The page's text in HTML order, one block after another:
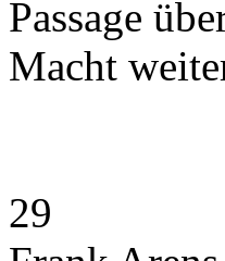
Passage
Macht
29